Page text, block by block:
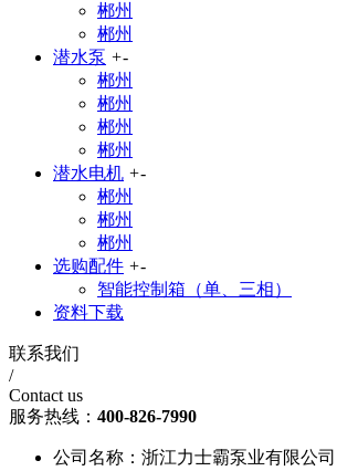
郴州
郴州
潜水泵 +-
郴州
郴州
郴州
郴州
潜水电机 +-
郴州
郴州
郴州
选购配件 +-
智能控制箱（单、三相）
资料下载
联系我们
/
Contact us
服务热线： 400-826-7990
公司名称：浙江力士霸泵业有限公司